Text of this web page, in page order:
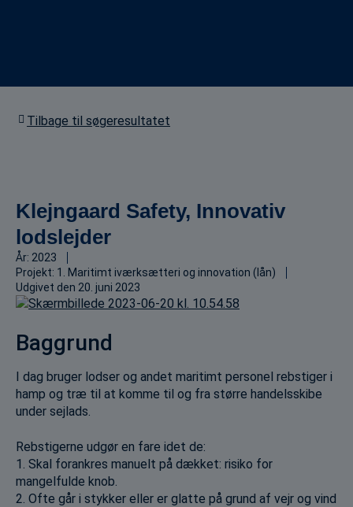
Tilbage til søgeresultatet
Klejngaard Safety, Innovativ
lodslejder
År: 2023
Projekt: 1. Maritimt iværksætteri og innovation (lån)
Udgivet den 20. juni 2023
Baggrund
I dag bruger lodser og andet maritimt personel rebstiger i
hamp og træ til at komme til og fra større handelsskibe
under sejlads.
Rebstigerne udgør en fare idet de:
1. Skal forankres manuelt på dækket: risiko for
mangelfulde knob.
2. Ofte går i stykker eller er glatte på grund af vejr og vind